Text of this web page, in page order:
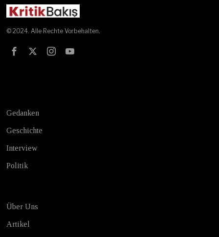
© 2024. Alle Rechte Vorbehalten.
Gedanken
Geschichte
Interview
Politik
Über Uns
Artikel